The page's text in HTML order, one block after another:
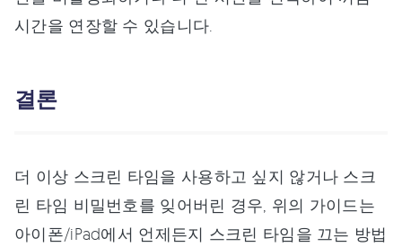
시간을 연장할 수 있습니다.
결론
더 이상 스크린 타임을 사용하고 싶지 않거나 스크
린 타임 비밀번호를 잊어버린 경우, 위의 가이드는
아이폰/iPad에서 언제든지 스크린 타임을 끄는 방법